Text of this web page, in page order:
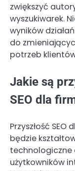
zwiększyć
wyszukiwarek.
wyników
do
potrzeb
Jakie są
SEO dla
Przyszłość SEO
będzie
technologiczne
użytkowników